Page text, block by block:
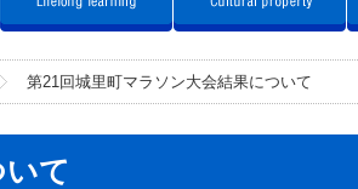
第21回城里町マラソン大会結果について
て